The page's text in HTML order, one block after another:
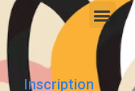
Inscription